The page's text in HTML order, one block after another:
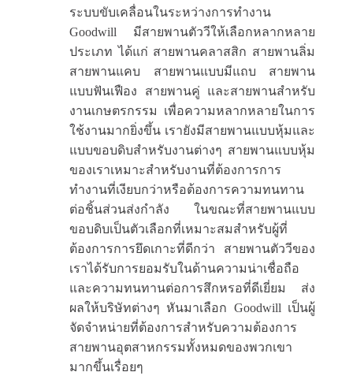
ระบบขับเคลื่อนในระหว่างการทำงาน
Goodwill มีสายพานตัววีให้เลือกหลากหลาย
ประเภท ได้แก่ สายพานคลาสสิก สายพานลิ่ม
สายพานแคบ สายพานแบบมีแถบ สายพาน
แบบฟันเฟือง สายพานคู่ และสายพานสำหรับ
งานเกษตรกรรม เพื่อความหลากหลายในการ
ใช้งานมากยิ่งขึ้น เรายังมีสายพานแบบหุ้มและ
แบบขอบดิบสำหรับงานต่างๆ สายพานแบบหุ้ม
ของเราเหมาะสำหรับงานที่ต้องการการ
ทำงานที่เงียบกว่าหรือต้องการความทนทาน
ต่อชิ้นส่วนส่งกำลัง ในขณะที่สายพานแบบ
ขอบดิบเป็นตัวเลือกที่เหมาะสมสำหรับผู้ที่
ต้องการการยึดเกาะที่ดีกว่า สายพานตัววีของ
เราได้รับการยอมรับในด้านความน่าเชื่อถือ
และความทนทานต่อการสึกหรอที่ดีเยี่ยม ส่ง
ผลให้บริษัทต่างๆ หันมาเลือก Goodwill เป็นผู้
จัดจำหน่ายที่ต้องการสำหรับความต้องการ
สายพานอุตสาหกรรมทั้งหมดของพวกเขา
มากขึ้นเรื่อยๆ